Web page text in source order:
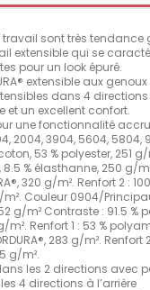
travail sont très tendance
extensible qui se
pour un look épuré.
extensible aux
dans 4 directions
et un excellent confort.
une fonctionnalité
2004, 3904, 5604,
53 % polyester, 251
% élasthanne, 250 g/
320 g/m². Renfort 2 :
m². Couleur 0904/
g/m² Contraste : 91.5 %
Renfort 1 : 53 %
283 g/m².
g/m².
les 2 directions avec
4 directions à l’arrière